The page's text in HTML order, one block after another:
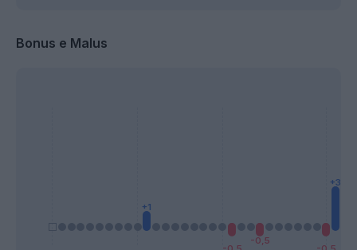
Bonus e Malus